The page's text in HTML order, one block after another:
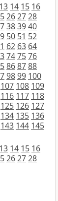
13 14 15 16
262728
383940
50 51 52
62 63 64
747576
868788
9899 100
107 108 109
116 117 118
125 126 127
134 135 136
143 144 145
13 14 15 16
262728